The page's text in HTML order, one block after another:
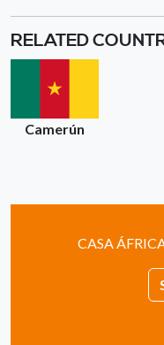
RELATED
Camerún
CASA